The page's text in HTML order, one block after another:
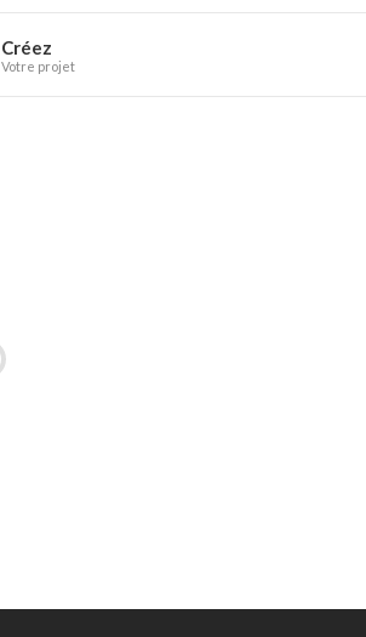
Créez
Votre projet